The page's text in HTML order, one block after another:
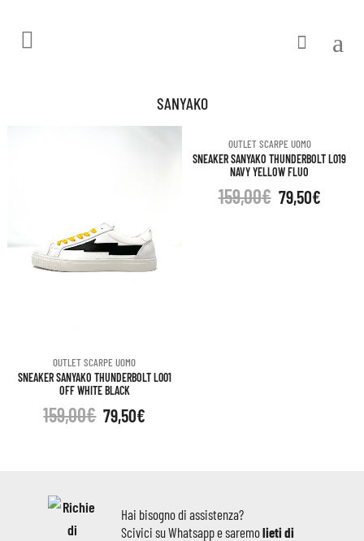
SANYAKO
OUTLET SCARPE UOMO
SNEAKER SANYAKO THUNDERBOLT L001
OFF WHITE BLACK
159,00€ 79,50€
OUTLET SCARPE UOMO
SNEAKER SANYAKO THUNDERBOLT L019
NAVY YELLOW FLUO
159,00€ 79,50€
Hai bisogno di assistenza?
Scivici su Whatsapp e saremolieti di